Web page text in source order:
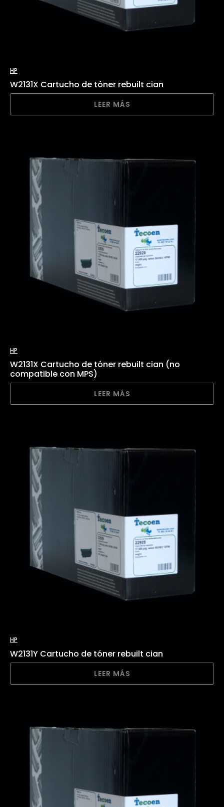
HP
W2131X Cartucho de tóner rebuilt cian
LEER MÁS
HP
W2131X Cartucho de tóner rebuilt cian (no
compatible con MPS)
LEER MÁS
HP
W2131Y Cartucho de tóner rebuilt cian
LEER MÁS